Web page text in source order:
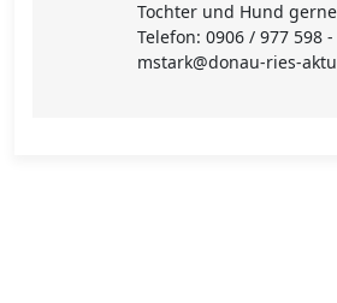
Tochter und Hund
Telefon: 0906 / 977 598
mstark@donau-ries-